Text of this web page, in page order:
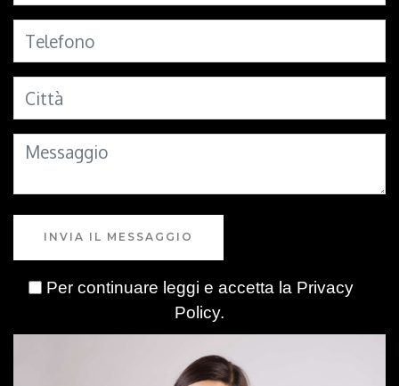
INVIA IL MESSAGGIO
Per continuare leggi e accetta la Privacy
Policy.